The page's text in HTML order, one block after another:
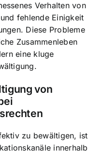
Verhalten von
fehlende Einigkeit
Diese Probleme
Zusammenleben
eine kluge
von
zu bewältigen, ist
innerhalb